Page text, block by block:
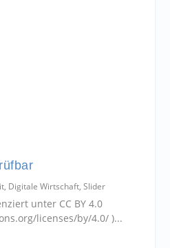
, Digitale Wirtschaft,Slider
unter CC BY 4.0
licenses/by/4.0/ )...